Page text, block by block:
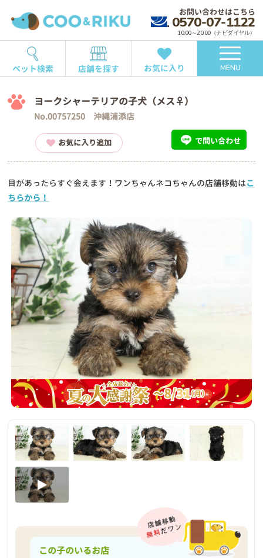
お問い合わせはこちら
0570-07-1122
10:00～20:00（ナビダイヤル）
ペット検索 店舗を探す お気に入り MENU
ヨークシャーテリアの子犬（メス♀）
No.00757250 沖縄浦添店
お気に入り追加 で問い合わせ
目があったらすぐ会えます！ワンちゃんネコちゃんの店舗移動はこ
ちらから！
この子のいるお店